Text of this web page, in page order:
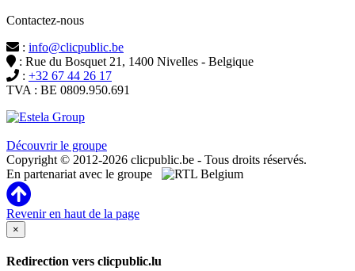
Contactez-nous
: info@clicpublic.be
: Rue du Bosquet 21, 1400 Nivelles - Belgique
: +32 67 44 26 17
TVA : BE 0809.950.691
Découvrir le groupe
Copyright © 2012-2026 clicpublic.be - Tous droits réservés.
En partenariat avec le groupe
Revenir en haut de la page
×
Redirection vers clicpublic.lu